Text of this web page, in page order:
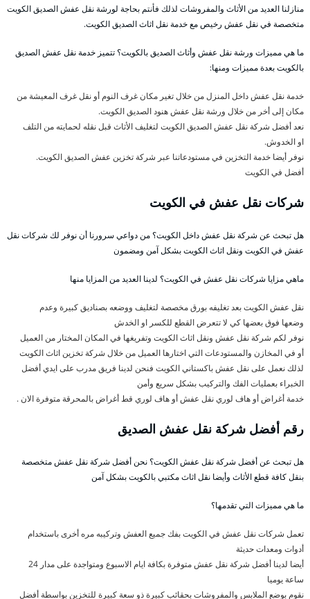
منازلنا العديد من الأثاث والمفروشات لذلك فأنتم بحاجة لورشة نقل عفش الصديق الكويت
متخصصة في نقل عفش رخيص مع خدمة نقل اثاث الصديق الكويت.
ما هي مميزات ورشة نقل عفش وأثاث الصديق بالكويت؟ تتميز خدمة نقل عفش الصديق
بالكويت بعدة مميزات ومنها:
خدمة نقل عفش داخل المنزل من خلال تغير مكان غرف النوم أو نقل غرف المعيشة من
مكان إلى أخر من خلال ورشة نقل عفش هنود الصديق الكويت.
نعد أفضل شركة نقل عفش الصديق الكويت لتغليف الأثاث قبل نقله لحمايته من التلف
او الخدوش.
نوفر أيضا خدمة التخزين في مستودعاتنا عبر شركة تخزين عفش الصديق الكويت.
أفضل في الكويت
شركات نقل عفش في الكويت
هل تبحث عن شركة نقل عفش داخل الكويت؟ من دواعي سرورنا أن نوفر لك شركات نقل
عفش في الكويت ونقل اثاث الكويت بشكل آمن ومضمون
ماهي مزايا شركات نقل عفش في الكويت؟ لدينا العديد من المزايا منها
نقل عفش الكويت بعد تغليفه بورق مخصصة لتغليف ووضعه بصناديق كبيرة وعدم
وضعها فوق بعضها كي لا تتعرض القطع للكسر او الخدش
نوفر لكم شركة نقل عفش ونقل اثاث الكويت وتفريغها في المكان المختار من العميل
أو في المخازن والمستودعات التي اختارها العميل من خلال شركة تخزين اثاث الكويت
لذلك نعمل على نقل عفش باكستاني الكويت فنحن لدينا فريق مدرب على ايدي أفضل
الخبراء بعمليات الفك والتركيب بشكل سريع وأمن
خدمة أغراض أو هاف لوري نقل عفش أو هاف لوري قط أغراض بالمحرقة متوفرة الان .
رقم أفضل شركة نقل عفش الصديق
هل تبحث عن أفضل شركة نقل عفش الكويت؟ نحن أفضل شركة نقل عفش متخصصة
بنقل كافة قطع الأثاث وأيضا نقل اثاث مكتبي بالكويت بشكل آمن
ما هي مميزات التي تقدمها؟
تعمل شركات نقل عفش في الكويت بفك جميع العفش وتركيبه مره أخرى باستخدام
أدوات ومعدات حديثة
أيضا لدينا أفضل شركة نقل عفش متوفرة بكافة ايام الاسبوع ومتواجدة على مدار 24
ساعة يوميا
نقوم بوضع الملابس والمفروشات بحقائب كبيرة ذو سعة كبيرة للتخزين بواسطة أفضل